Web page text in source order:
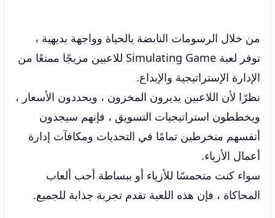
من خلال الرسومات النابضة بالحياة وواجهة بديهية ،
توفر لعبة Simulating Game للاعبين مزيجًا ممتعًا من
الإدارة الإستراتيجية والإبداع.
نظرًا لأن اللاعبين يديرون المخزون ، ويحددون الأسعار ،
ويخططون استراتيجيات التسويق ، فإنهم سيجدون
أنفسهم منخرطين تمامًا في التحديات ومكافآت إدارة
أعمال الأزياء.
سواء كنت متحمسًا للأزياء أو ببساطة أحب ألعاب
المحاكاة ، فإن هذه اللعبة تقدم تجربة جذابة للجميع.